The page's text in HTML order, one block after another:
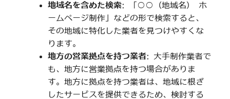
地域名を含めた検索: 「○○（地域名） ホ
ームページ制作」などの形で検索すると、
その地域に特化した業者を見つけやすくな
ります。
地方の営業拠点を持つ業者: 大手制作業者で
も、地方に営業拠点を持つ場合がありま
す。地方に拠点を持つ業者は、地域に根ざ
したサービスを提供できるため、検討する